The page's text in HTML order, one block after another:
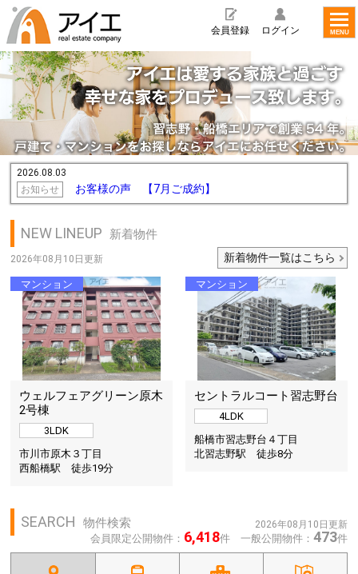
MENU
会員登録 ログイン
2026.08.03
お知らせ
お客様の声 【7月ご成約】
NEW LINEUP 新着物件
2026年08月10日更新 新着物件一覧はこちら
マンション
ウェルフェアグリーン原木
2号棟
3LDK
市川市原木３丁目
西船橋駅 徒歩19分
マンション
セントラルコート習志野台
4LDK
船橋市習志野台４丁目
北習志野駅 徒歩8分
SEARCH 物件検索 2026年08月10日更新
会員限定公開物件： 6,418件 一般公開物件： 473件